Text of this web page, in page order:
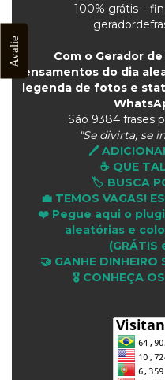
100% grátis –
Com o Gerador
pensamentos do dia
legenda de fotos e
São 9384 frases
"Se divirta, se
🖊️
☕ QUE
🏷️ BUSCA
💼 TEMOS VAGAS!
❤️ Pegue aqui o
aleatórias e
(GRÁTIS
🤝 GANHE
🎖 CONHEÇA
Avalie